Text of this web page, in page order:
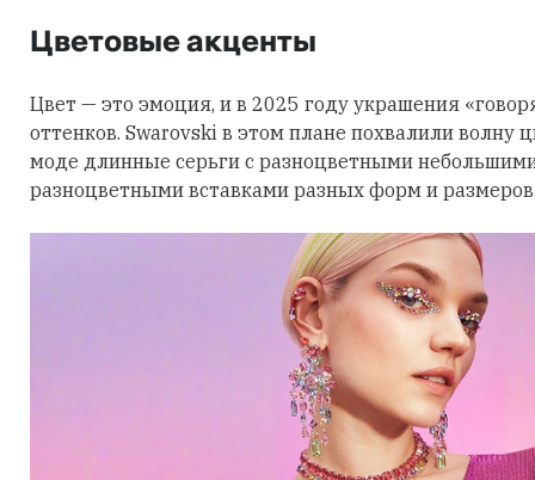
Цветовые акценты
Цвет — это эмоция, и в 2025 году украшения
оттенков. Swarovski в этом плане похвалили волну
моде длинные серьги с разноцветными
разноцветными вставками разных форм и